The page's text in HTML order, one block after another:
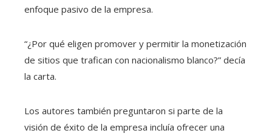
enfoque pasivo de la empresa.
“¿Por qué eligen promover y permitir la monetización
de sitios que trafican con nacionalismo blanco?” decía
la carta.
Los autores también preguntaron si parte de la
visión de éxito de la empresa incluía ofrecer una